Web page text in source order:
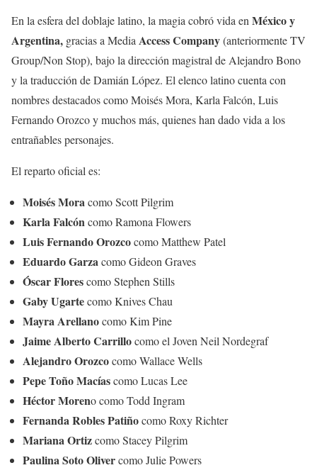
En la esfera del doblaje latino, la magia cobró vida enMéxico y
Argentina, gracias a MediaAccess Company(anteriormente TV
Group/Non Stop), bajo la dirección magistral de Alejandro Bono
y la traducción de Damián López. El elenco latino cuenta con
nombres destacados como Moisés Mora, Karla Falcón, Luis
Fernando Orozco y muchos más, quienes han dado vida a los
entrañables personajes.
El reparto oficial es:
Moisés Moracomo Scott Pilgrim
Karla Falcóncomo Ramona Flowers
Luis Fernando Orozcocomo Matthew Patel
Eduardo Garzacomo Gideon Graves
Óscar Florescomo Stephen Stills
Gaby Ugartecomo Knives Chau
Mayra Arellanocomo Kim Pine
Jaime Alberto Carrillocomo el Joven Neil Nordegraf
Alejandro Orozcocomo Wallace Wells
Pepe Toño Macíascomo Lucas Lee
Héctor Moreno como Todd Ingram
Fernanda Robles Patiñocomo Roxy Richter
Mariana Ortizcomo Stacey Pilgrim
Paulina Soto Olivercomo Julie Powers